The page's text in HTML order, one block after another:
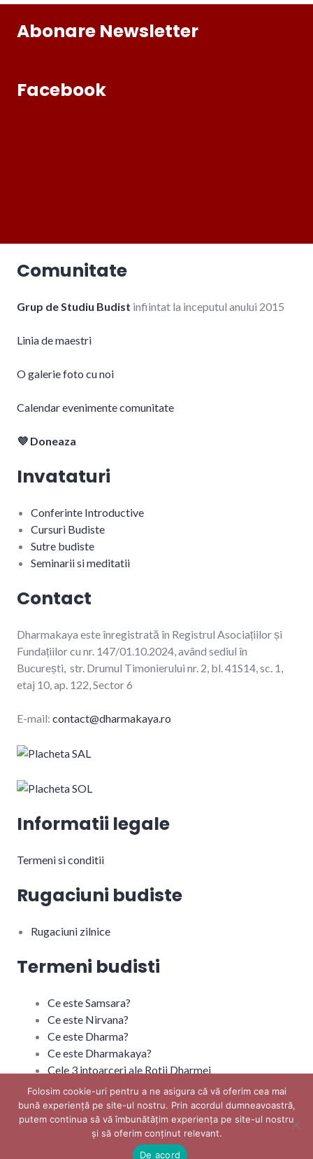
Abonare Newsletter
Facebook
Comunitate
Grup de Studiu Budist infiintat la inceputul anului 2015
Linia de maestri
O galerie foto cu noi
Calendar evenimente comunitate
💜 Doneaza
Invataturi
Conferinte Introductive
Cursuri Budiste
Sutre budiste
Seminarii si meditatii
Contact
Dharmakaya este înregistrată în Registrul Asociațiilor și
Fundațiilor cu nr. 147/01.10.2024, având sediul în
București, str. Drumul Timonierului nr. 2, bl. 41S14, sc. 1,
etaj 10, ap. 122, Sector 6
E-mail: contact@dharmakaya.ro
Informatii legale
Termeni si conditii
Rugaciuni budiste
Rugaciuni zilnice
Termeni budisti
Ce este Samsara?
Ce este Nirvana?
Ce este Dharma?
Ce este Dharmakaya?
Cele 3 intoarceri ale Rotii Dharmei
Copyright 2015 - 2025, Dharmakaya
Folosim cookie-uri pentru a ne asigura că vă oferim cea mai
bună experiență pe site-ul nostru. Prin acordul dumneavoastră,
putem continua să vă îmbunătățim experiența pe site-ul nostru
și să oferim conținut relevant. ​
De acord